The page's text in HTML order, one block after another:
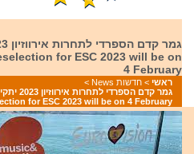
for ESC 2023 will be on
4 February
ראשי > חדשות News
>
for ESC 2023 will be on 4 February